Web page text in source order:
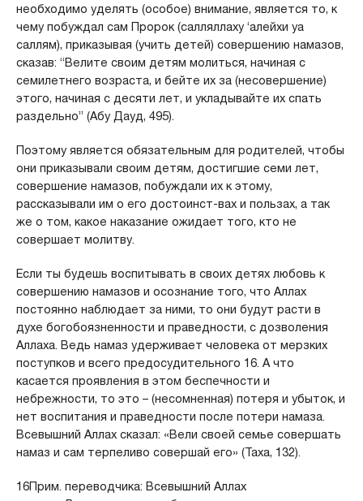
необходимо уделять (особое) внимание, является то, к
чему побуждал сам Пророк (салляллаху ‘алейхи уа
саллям), приказывая (учить детей) совершению намазов,
сказав: “Велите своим детям молиться, начиная с
семилетнего возраста, и бейте их за (несовершение)
этого, начиная с десяти лет, и укладывайте их спать
раздельно” (Абу Дауд, 495).
Поэтому является обязательным для родителей, чтобы
они приказывали своим детям, достигшие семи лет,
совершение намазов, побуждали их к этому,
рассказывали им о его достоинст-вах и пользах, а так
же о том, какое наказание ожидает того, кто не
совершает молитву.
Если ты будешь воспитывать в своих детях любовь к
совершению намазов и осознание того, что Аллах
постоянно наблюдает за ними, то они будут расти в
духе богобоязненности и праведности, с дозволения
Аллаха. Ведь намаз удерживает человека от мерзких
поступков и всего предосудительного 16. А что
касается проявления в этом беспечности и
небрежности, то это – (несомненная) потеря и убыток, и
нет воспитания и праведности после потери намаза.
Всевышний Аллах сказал: «Вели своей семье совершать
намаз и сам терпеливо совершай его» (Таха, 132).
16Прим. переводчика: Всевышний Аллах